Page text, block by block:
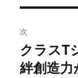
ゲ
ー
シ
次
次
の
クラスT
絆創造